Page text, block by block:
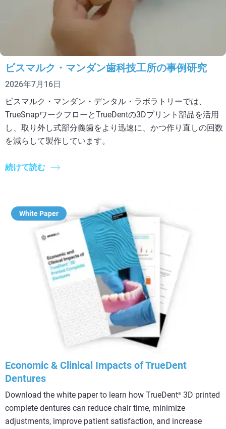
ビスマルク・マンダン歯科技工所の事例研究
2026年7月16日
ビスマルク・マンダン・デンタル・ラボラトリーでは、
TrueSnapワークフローとTrueDentの3Dプリント部品を活用
し、取り外し式部分義歯をより迅速に、かつ作り直しの回数
を減らして製作しています。
続けて読む
White Paper
Economic & Clinical Impacts of TrueDent
Dentures
Download the white paper to learn how TrueDent® 3D printed
complete dentures can reduce chair time, minimize
adjustments, improve patient satisfaction, and increase